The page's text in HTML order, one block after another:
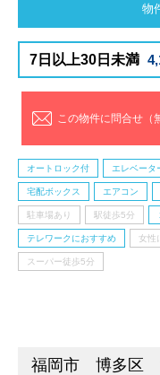
物
7日以上30日未満
この物件に問合せ（
オートロック付 エレベータ
宅配ボックス エアコン
駐車場あり 駅徒歩5分
テレワークにおすすめ 女性
スーパー徒歩5分
福岡市 博多区